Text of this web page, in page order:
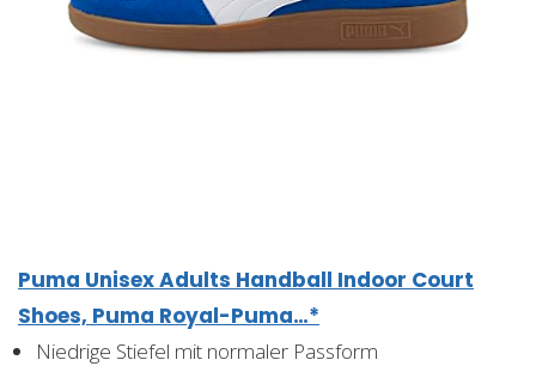
Puma Unisex Adults Handball Indoor Court
Shoes, Puma Royal-Puma…*
Niedrige Stiefel mit normaler Passform